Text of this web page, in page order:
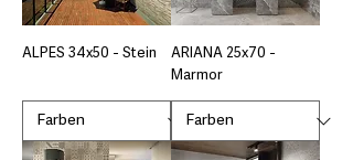
ALPES 34x50 - Stein
ARIANA 25x70 -
Marmor